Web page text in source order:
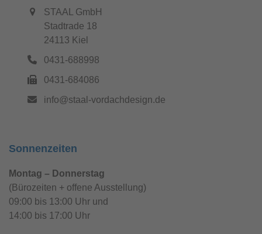
STAAL GmbH
Stadtrade 18
24113 Kiel
0431-688998
0431-684086
info@staal-vordachdesign.de
Sonnenzeiten
Montag – Donnerstag
(Bürozeiten + offene Ausstellung)
09:00 bis 13:00 Uhr und
14:00 bis 17:00 Uhr